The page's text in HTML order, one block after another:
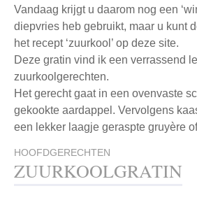
Vandaag krijgt u daarom nog een
diepvries heb gebruikt, maar u kunt
het recept ‘zuurkool’ op deze site.
Deze gratin vind ik een verrassend
zuurkoolgerechten.
Het gerecht gaat in een ovenvaste
gekookte aardappel. Vervolgens
een lekker laagje geraspte gruyère
HOOFDGERECHTEN
ZUURKOOLGRATIN